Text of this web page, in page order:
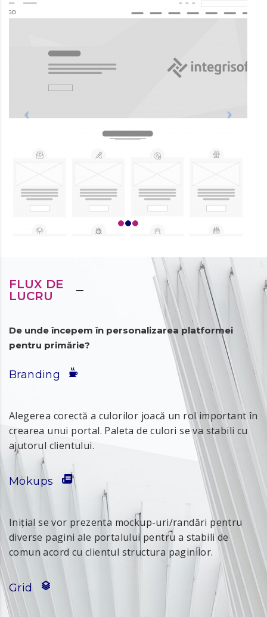
FLUX DE
LUCRU
De unde începem în personalizarea platformei
pentru primărie?
Branding
Alegerea corectă a culorilor joacă un rol important în
crearea unui portal. Paleta de culori se va stabili cu
ajutorul clientului.
Mokups
Inițial se vor prezenta mockup-uri/randări pentru
diverse pagini ale portalului pentru a stabili de
comun acord cu clientul structura paginilor.
Grid